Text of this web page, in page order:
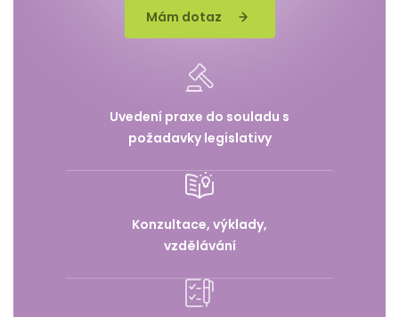
Mám dotaz
Uvedení praxe do souladu s
požadavky legislativy
Konzultace, výklady,
vzdělávání